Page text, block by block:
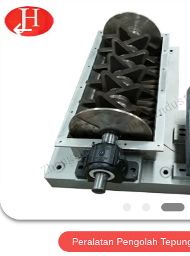
PRODUK
VIDEO
PERTUNJUKAN
VR
Zhengzhou
Jinghua
Industry
Co.,Ltd..
Peralatan Pengolah